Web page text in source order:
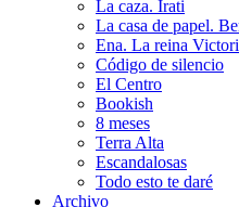
La caza. Irati
La casa de papel.
Ena. La reina
Código de silencio
El Centro
Bookish
8 meses
Terra Alta
Escandalosas
Todo esto te daré
Archivo